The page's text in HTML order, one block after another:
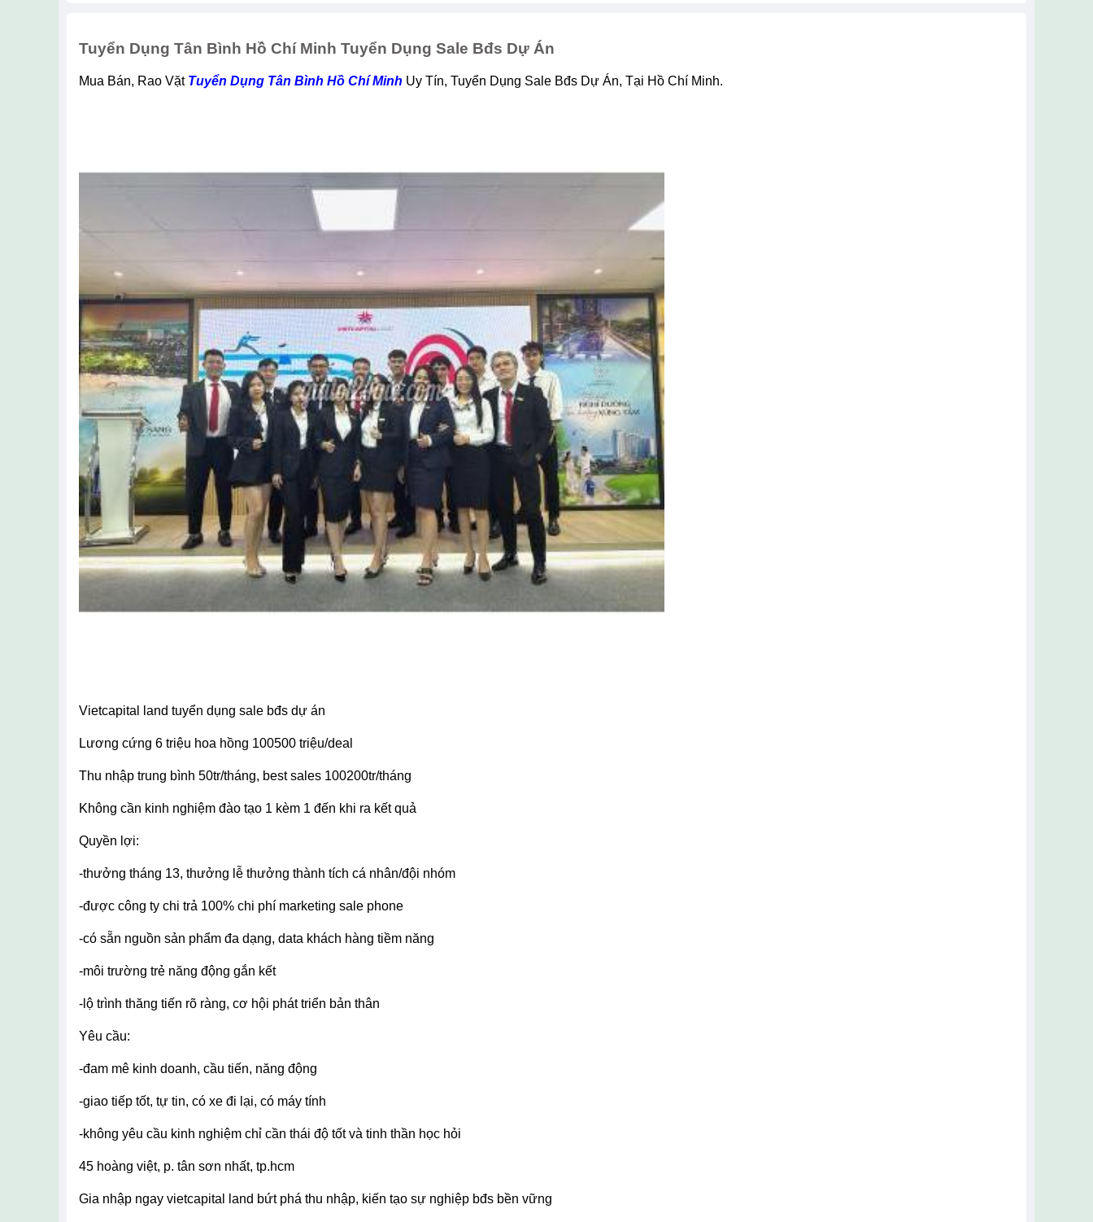
Tuyển Dụng Tân Bình Hồ Chí Minh Tuyển Dụng Sale Bđs Dự Án
Mua Bán, Rao Vặt Tuyển Dụng Tân Bình Hồ Chí Minh Uy Tín, Tuyển Dụng Sale Bđs Dự Án, Tại Hồ Chí Minh.
vietcapital land tuyển dụng sale bđs dự án
lương cứng 6 triệu hoa hồng 100500 triệu/deal
thu nhập trung bình 50tr/tháng, best sales 100200tr/tháng
không cần kinh nghiệm đào tạo 1 kèm 1 đến khi ra kết quả
quyền lợi:
-thưởng tháng 13, thưởng lễ thưởng thành tích cá nhân/đội nhóm
-được công ty chi trả 100% chi phí marketing sale phone
-có sẵn nguồn sản phẩm đa dạng, data khách hàng tiềm năng
-môi trường trẻ năng động gắn kết
-lộ trình thăng tiến rõ ràng, cơ hội phát triển bản thân
yêu cầu:
-đam mê kinh doanh, cầu tiến, năng động
-giao tiếp tốt, tự tin, có xe đi lại, có máy tính
-không yêu cầu kinh nghiệm chỉ cần thái độ tốt và tinh thần học hỏi
45 hoàng việt, p. tân sơn nhất, tp.hcm
gia nhập ngay vietcapital land bứt phá thu nhập, kiến tạo sự nghiệp bđs bền vững